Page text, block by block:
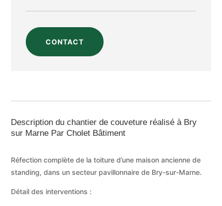
CONTACT
Description du chantier de couveture réalisé à Bry
sur Marne Par Cholet Bâtiment
Réfection complète de la toiture d’une maison ancienne de
standing, dans un secteur pavillonnaire de Bry-sur-Marne.
Détail des interventions :